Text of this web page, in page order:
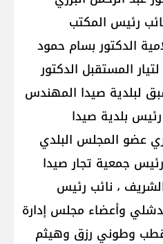
رئيس المكتب
الدكتور بسام حمود
المستقبل الدكتور
لبلدية صيدا المهندس
بلدية صيدا
عضو المجلس البلدي
جمعية تجار صيدا
، نائب رئيس
وأعضاء مجلس إدارة
وطوني رزق وهيثم